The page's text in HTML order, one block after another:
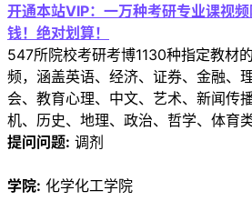
开通本站VIP：一万种考研专业课视
钱！绝对划算！
547所院校考研考博1130种指定教材
频，涵盖英语、经济、证券、金融、
会、教育心理、中文、艺术、新闻传
机、历史、地理、政治、哲学、体育
提问问题: 调剂
学院: 化学化工学院